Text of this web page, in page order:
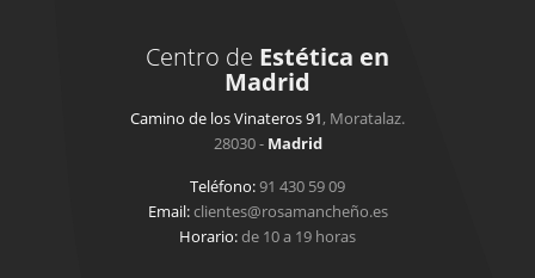
Centro de Estética en
Madrid
Camino de los Vinateros 91, Moratalaz.
28030 - Madrid
Teléfono:91 430 59 09
Email:clientes@rosamancheño.es
Horario:de 10 a 19 horas